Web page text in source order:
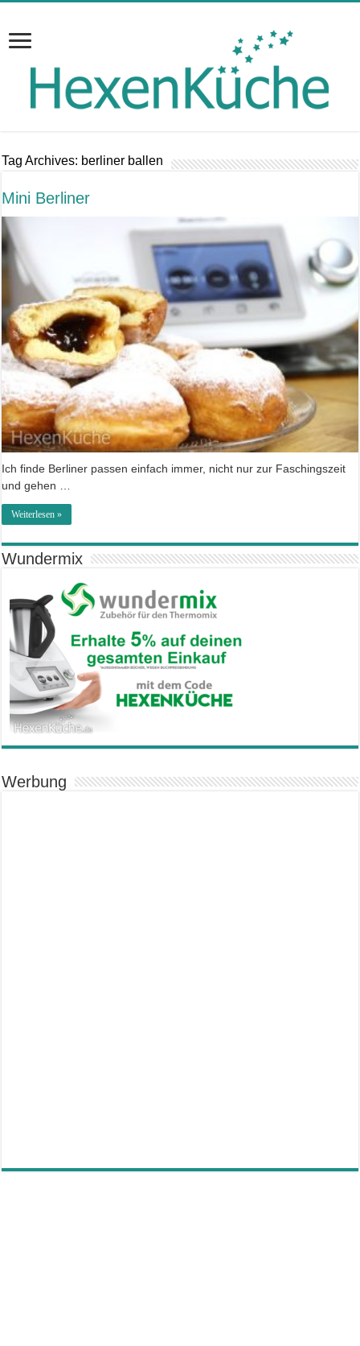
Tag Archives: berliner ballen
Mini Berliner
Ich finde Berliner passen einfach immer, nicht nur zur Faschingszeit
und gehen …
Weiterlesen »
Wundermix
Werbung